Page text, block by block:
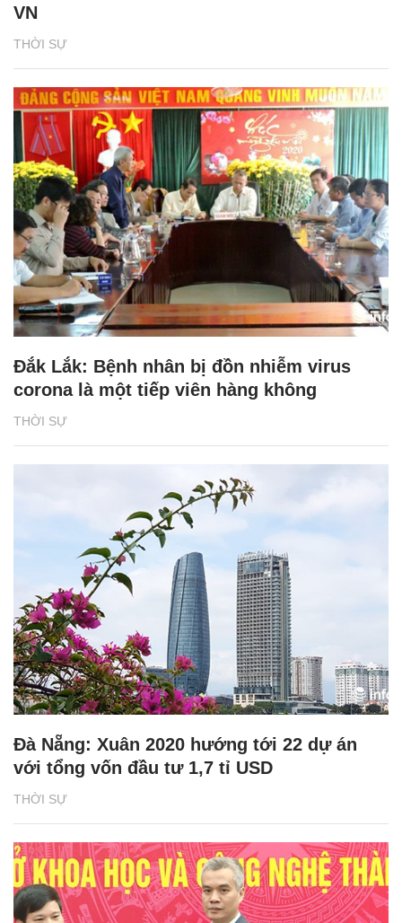
THỜI SỰ
VN
THỜI SỰ
Đắk Lắk: Bệnh nhân bị đồn nhiễm virus
corona là một tiếp viên hàng không
THỜI SỰ
Đà Nẵng: Xuân 2020 hướng tới 22 dự án
với tổng vốn đầu tư 1,7 tỉ USD